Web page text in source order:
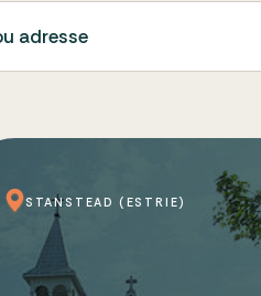
adresse
STANSTEAD (ESTRIE)